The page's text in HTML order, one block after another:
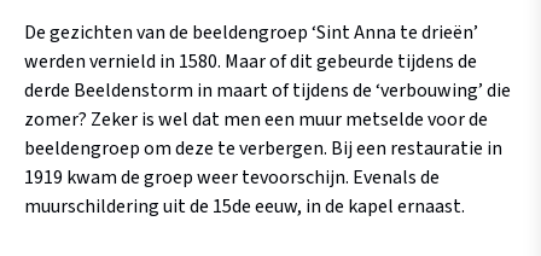
De gezichten van de beeldengroep ‘Sint Anna te drieën’
werden vernield in 1580. Maar of dit gebeurde tijdens de
derde Beeldenstorm in maart of tijdens de ‘verbouwing’ die
zomer? Zeker is wel dat men een muur metselde voor de
beeldengroep om deze te verbergen. Bij een restauratie in
1919 kwam de groep weer tevoorschijn. Evenals de
muurschildering uit de 15deeeuw, in de kapel ernaast.